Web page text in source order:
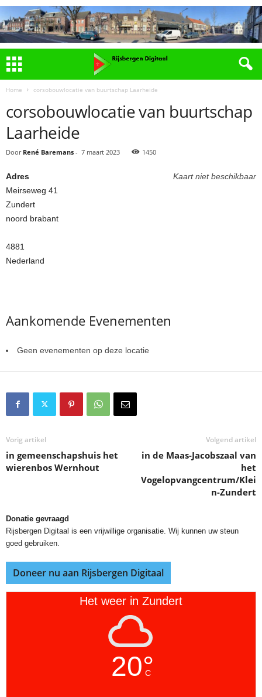
Home corsobouwlocatie van buurtschap Laarheide
corsobouwlocatie van buurtschap
Laarheide
Door René Baremans - 7 maart 2023 1450
Kaart niet beschikbaar
Adres
Meirseweg 41
Zundert
noord brabant
4881
Nederland
Aankomende Evenementen
Geen evenementen op deze locatie
Vorig artikel
in gemeenschapshuis het
wierenbos Wernhout
Volgend artikel
in de Maas-Jacobszaal van
het
Vogelopvangcentrum/Klei
n-Zundert
Donatie gevraagd
Rijsbergen Digitaal is een vrijwillige organisatie. Wij kunnen uw steun
goed gebruiken.
Doneer nu aan Rijsbergen Digitaal
Het weer in Zundert
20°
C